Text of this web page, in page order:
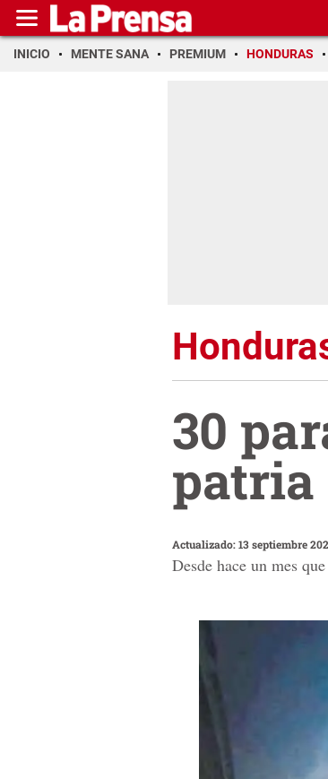
INICIO MENTE SANA PREMIUM HONDURAS
30
patria
Actualizado: 13 septiembre
Desde hace un mes